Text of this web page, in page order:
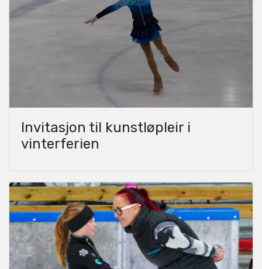
Invitasjon til kunstløpleir i
vinterferien